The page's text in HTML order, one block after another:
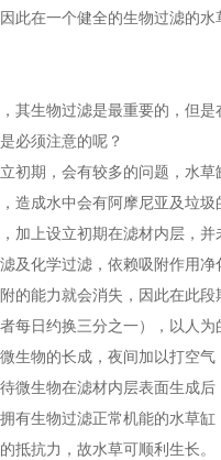
此在一个健全的生物过滤的水
其生物过滤是最重要的，但是
必须注意的呢？
初期，会有较多的问题，水草
造成水中会有阿摩尼亚及垃圾
加上设立初期在滤材内层，并
及化学过滤，依赖吸附作用净
的能力就会消失，因此在此段
每日约换三分之一），以人为
生物的长成，夜间加以打空气
微生物在滤材内层表面生成后
有生物过滤正常机能的水草缸
抵抗力，故水草可顺利生长。